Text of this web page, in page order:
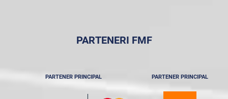
PARTENERI FMF
PARTENER PRINCIPAL PARTENER PRINCIPAL